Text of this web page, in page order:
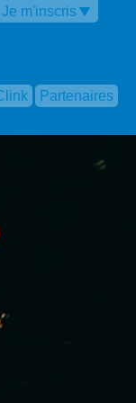
m'inscris
Partenaires